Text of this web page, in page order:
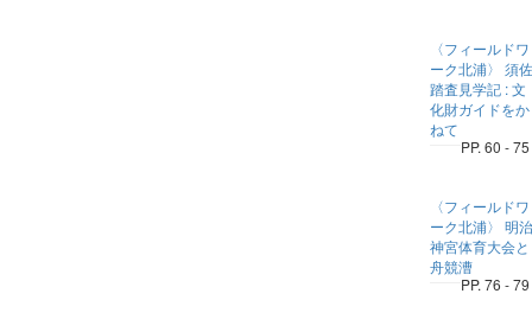
〈フィールドワ
ーク北浦〉 須佐
踏査見学記 : 文
化財ガイドをか
ねて
PP. 60 - 75
〈フィールドワ
ーク北浦〉 明治
神宮体育大会と
舟競漕
PP. 76 - 79